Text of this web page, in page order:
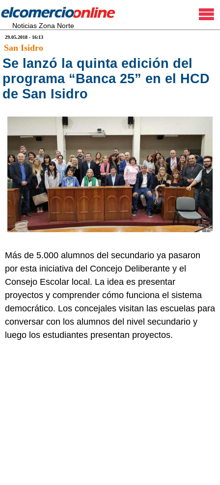
Noticias Zona Norte
29.05.2018 - 16:13
San Isidro
Se lanzó la quinta edición del
programa “Banca 25” en el HCD
de San Isidro
Más de 5.000 alumnos del secundario ya pasaron
por esta iniciativa del Concejo Deliberante y el
Consejo Escolar local. La idea es presentar
proyectos y comprender cómo funciona el sistema
democrático. Los concejales visitan las escuelas para
conversar con los alumnos del nivel secundario y
luego los estudiantes presentan proyectos.